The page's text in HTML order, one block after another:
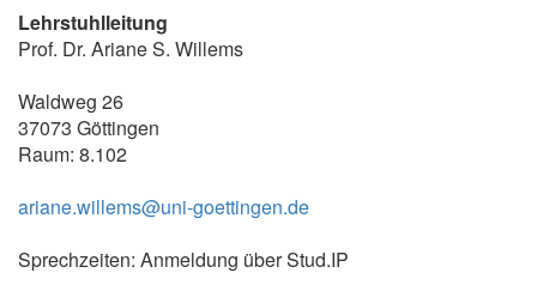
Lehrstuhlleitung
Prof. Dr. Ariane S. Willems
Waldweg 26
37073 Göttingen
Raum: 8.102
ariane.willems@uni-goettingen.de
Sprechzeiten: Anmeldung über Stud.IP